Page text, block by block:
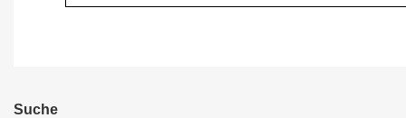
Suche